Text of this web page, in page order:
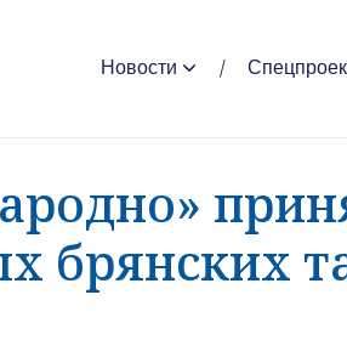
Новости
брянских